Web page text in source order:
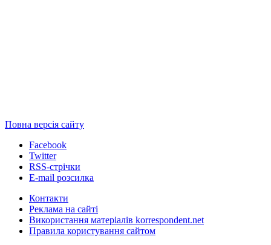
Повна версія сайту
Facebook
Twitter
RSS-стрічки
E-mail розсилка
Контакти
Реклама на сайті
Використання матеріалів korrespondent.net
Правила користування сайтом